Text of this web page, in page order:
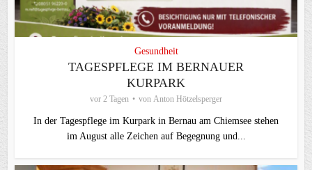
Gesundheit
TAGESPFLEGE IM BERNAUER
KURPARK
vor 2 Tagen von Anton Hötzelsperger
In der Tagespflege im Kurpark in Bernau am Chiemsee stehen
im August alle Zeichen auf Begegnung und...